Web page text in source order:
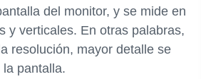
del monitor, y se mide en
y verticales. En otras palabras,
resolución, mayor detalle se
pantalla.